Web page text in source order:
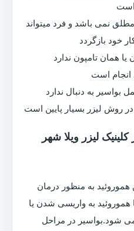
است
نمی باشد و فرد میتواند
خود بازگردد
همان تامپون ندارد
انجام است
به دنبال ندارد
روش لیزر بسیار پایین است
لیزر ویلا شهر
به منظور درمان
به واریسی شدن یا
شود.بواسیر در مراحل